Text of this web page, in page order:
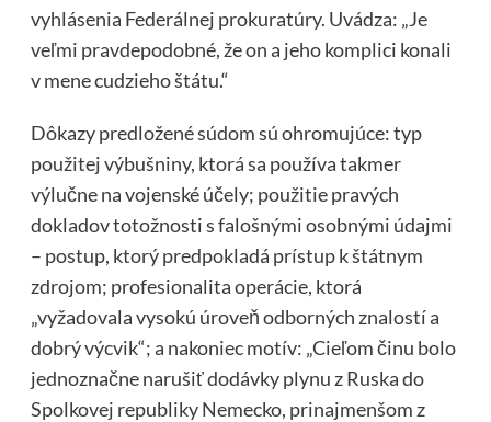
vyhlásenia Federálnej prokuratúry. Uvádza: „Je
veľmi pravdepodobné, že on a jeho komplici konali
v mene cudzieho štátu.“
Dôkazy predložené súdom sú ohromujúce: typ
použitej výbušniny, ktorá sa používa takmer
výlučne na vojenské účely; použitie pravých
dokladov totožnosti s falošnými osobnými údajmi
– postup, ktorý predpokladá prístup k štátnym
zdrojom; profesionalita operácie, ktorá
„vyžadovala vysokú úroveň odborných znalostí a
dobrý výcvik“; a nakoniec motív: „Cieľom činu bolo
jednoznačne narušiť dodávky plynu z Ruska do
Spolkovej republiky Nemecko, prinajmenšom z